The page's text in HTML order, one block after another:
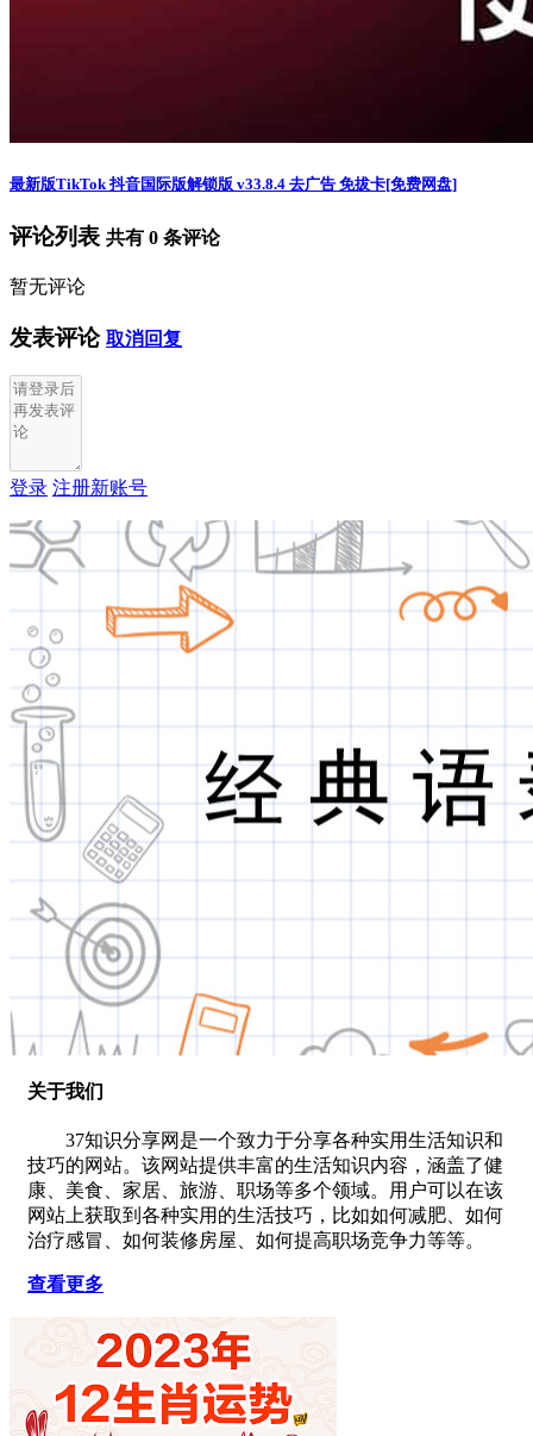
最新版TikTok 抖音国际版解锁版 v33.8.4 去广告 免拔卡[免费网盘]
评论列表 共有 0 条评论
暂无评论
发表评论 取消回复
登录 注册新账号
关于我们
37知识分享网是一个致力于分享各种实用生活知识和
技巧的网站。该网站提供丰富的生活知识内容，涵盖了健
康、美食、家居、旅游、职场等多个领域。用户可以在该
网站上获取到各种实用的生活技巧，比如如何减肥、如何
治疗感冒、如何装修房屋、如何提高职场竞争力等等。
查看更多